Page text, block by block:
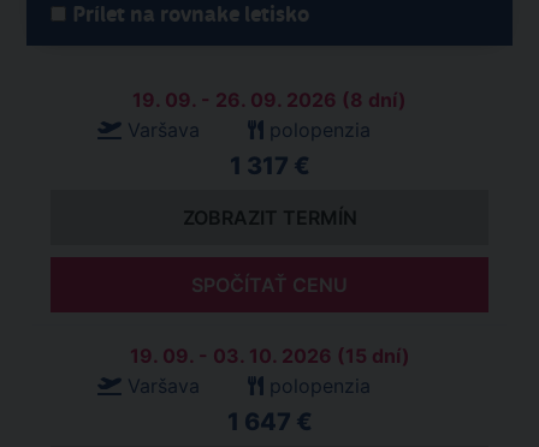
Prílet na rovnake letisko
19. 09. - 26. 09. 2026 (8 dní)
Varšava
polopenzia
1 317 €
ZOBRAZIT TERMÍN
SPOČÍTAŤ CENU
19. 09. - 03. 10. 2026 (15 dní)
Varšava
polopenzia
1 647 €